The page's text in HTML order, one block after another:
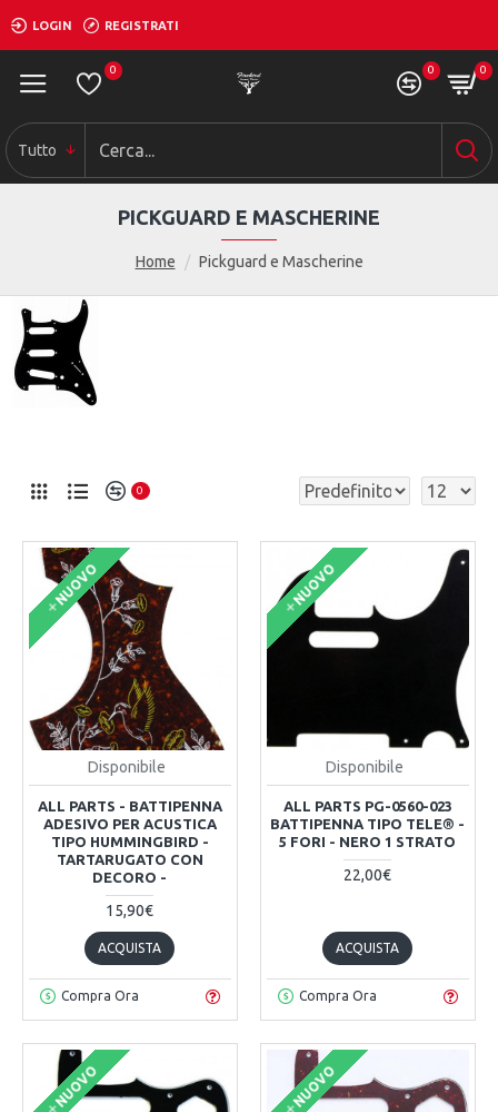
LOGIN REGISTRATI
0 0 0
Tutto
Home Pickguard e Mascherine
PICKGUARD E MASCHERINE
0
NUOVO
Disponibile
ALL PARTS - BATTIPENNA
ADESIVO PER ACUSTICA
TIPO HUMMINGBIRD -
TARTARUGATO CON
DECORO -
15,90€
ACQUISTA
Compra Ora
NUOVO
Disponibile
ALL PARTS PG-0560-023
BATTIPENNA TIPO TELE® -
5 FORI - NERO 1 STRATO
22,00€
ACQUISTA
Compra Ora
NUOVO NUOVO